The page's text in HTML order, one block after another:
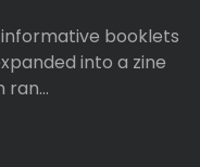
informative booklets
into a zine
ran…